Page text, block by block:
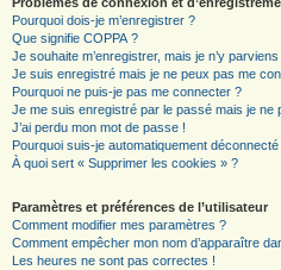
Pourquoi dois-je m’enregistrer ?
Que signifie COPPA ?
Je souhaite m’enregistrer, mais je n’y
Je suis enregistré mais je ne peux pas me
Pourquoi ne puis-je pas me connecter ?
Je me suis enregistré par le passé mais je ne
J’ai perdu mon mot de passe !
Pourquoi suis-je automatiquement déconnecté
À quoi sert « Supprimer les cookies » ?
Paramètres et préférences de l’utilisateur
Comment modifier mes paramètres ?
Comment empêcher mon nom d’apparaître
Les heures ne sont pas correctes !